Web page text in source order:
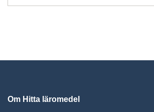
Om Hitta läromedel